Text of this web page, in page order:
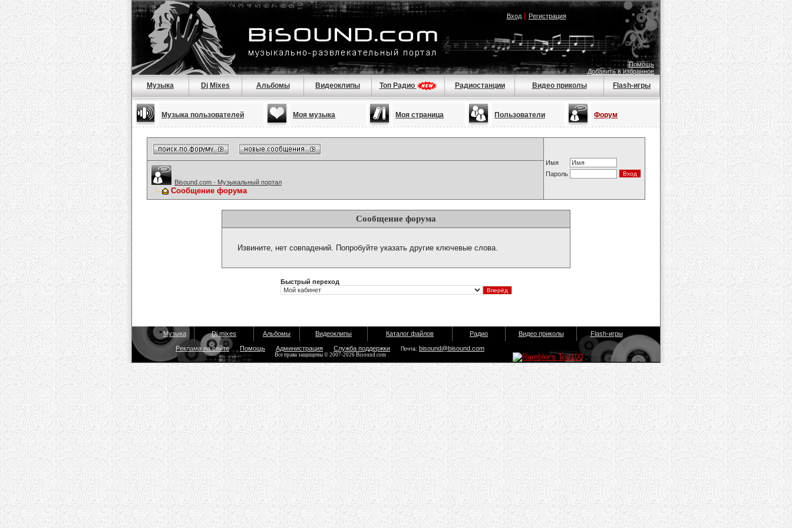
Вход| Регистрация
Помощь
Добавить в избранное
Музыка Dj Mixes Альбомы Видеоклипы Топ Радио Радиостанции Видео приколы Flash-игры
Музыка пользователей Моя музыка Моя страница Пользователи Форум
Имя
Пароль
Bisound.com - Музыкальный портал
Сообщение форума
Сообщение форума
Извините, нет совпадений. Попробуйте указать другие ключевые слова.
Быстрый переход
Музыка Dj mixes Альбомы Видеоклипы Каталог файлов Радио Видео приколы Flash-игры
Реклама на сайте Помощь Администрация Служба поддержки Почта: bisound@bisound.com
Все права защищены © 2007-2026 Bisound.com